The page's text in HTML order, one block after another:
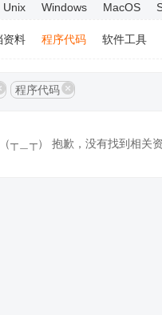
Unix Windows MacOS
资料 程序代码 软件工具
程序代码
（┬＿┬） 抱歉，没有找到相关